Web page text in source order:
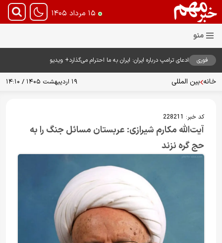
۱۵ مرداد ۱۴۰۵
فوری ادعای ترامپ درباره ایران: ایران به ما احترام می‌گذارد+ ویدیو
خانه بین المللی ۱۹ اردیبهشت ۱۴۰۵ / ۱۴:۱۰
کد خبر: 228211
آیت‌الله مکارم شیرازی: عربستان مسائل جنگ را به
حج گره نزند